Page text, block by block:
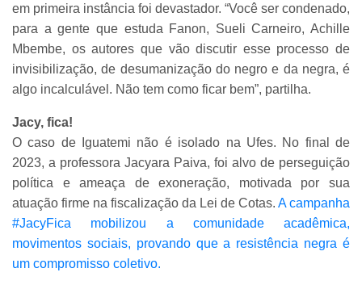
em primeira instância foi devastador. “Você ser condenado,
para a gente que estuda Fanon, Sueli Carneiro, Achille
Mbembe, os autores que vão discutir esse processo de
invisibilização, de desumanização do negro e da negra, é
algo incalculável. Não tem como ficar bem”, partilha.
Jacy, fica!
O caso de Iguatemi não é isolado na Ufes. No final de
2023, a professora Jacyara Paiva, foi alvo de perseguição
política e ameaça de exoneração, motivada por sua
atuação firme na fiscalização da Lei de Cotas. A campanha
#JacyFica mobilizou a comunidade acadêmica,
movimentos sociais, provando que a resistência negra é
um compromisso coletivo.